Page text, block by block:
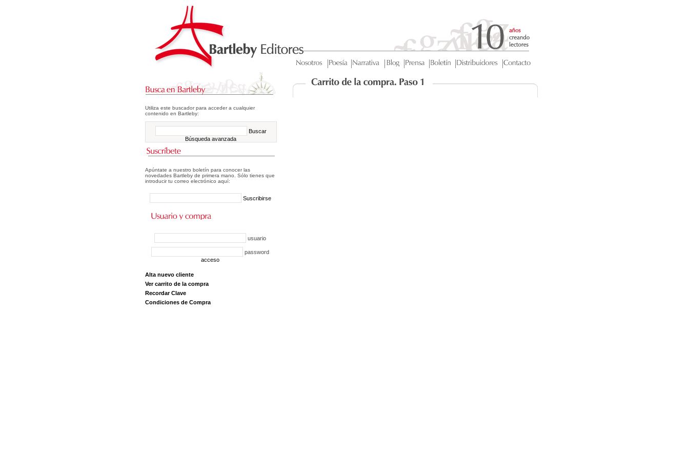
Utiliza este buscador para acceder a cualquier
contenido en Bartleby:
Buscar
Búsqueda avanzada
Apúntate a nuestro boletín para conocer las
novedades Bartleby de primera mano. Sólo tienes que
introducir tu correo electrónico aquí:
Suscribirse
usuario
password
acceso
Alta nuevo cliente
Ver carrito de la compra
Recordar Clave
Condiciones de Compra